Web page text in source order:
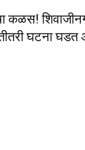
कळस!
घटना घडत